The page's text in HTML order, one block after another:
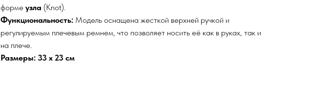
форме узла (Knot).
Функциональность: Модель оснащена жесткой верхней ручкой и
регулируемым плечевым ремнем, что позволяет носить её как в руках, так и
на плече.
Размеры: 33 x 23 см